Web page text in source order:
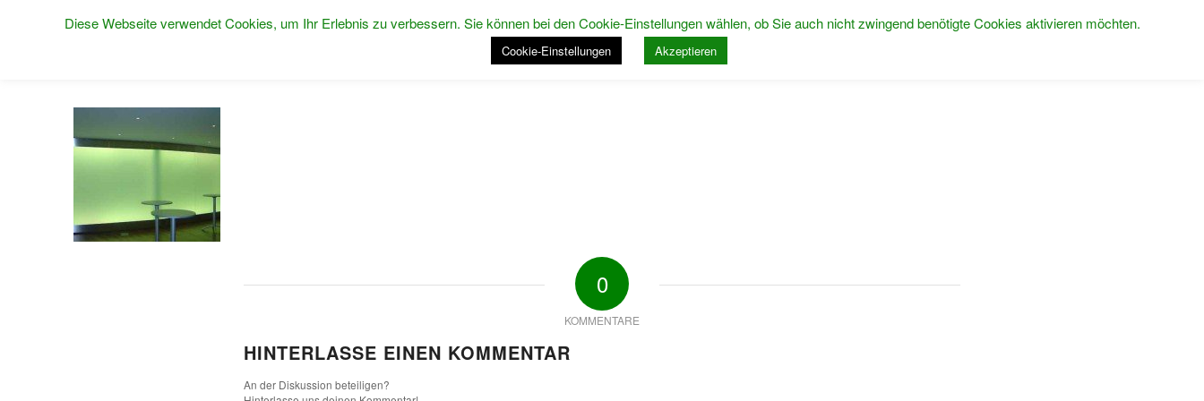
STARTSEITE
0
KOMMENTARE
HINTERLASSE EINEN KOMMENTAR
An der Diskussion beteiligen?
Diese Webseite verwendet Cookies, um Ihr Erlebnis zu verbessern. Sie können bei den Cookie-Einstellungen wählen, ob Sie auch nicht zwingend benötigte Cookies aktivieren möchten.
Cookie-Einstellungen Akzeptieren